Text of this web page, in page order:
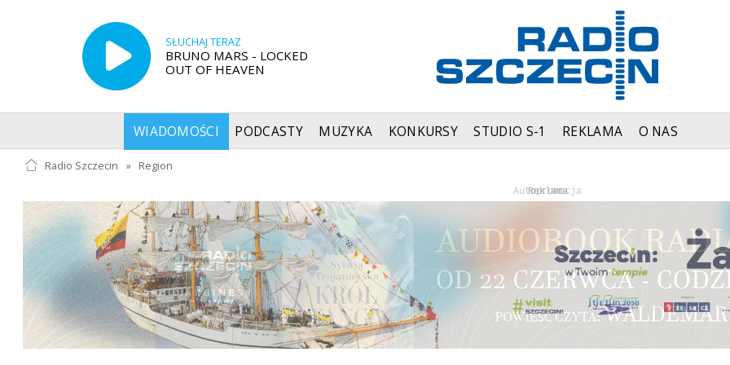
SŁUCHAJ TERAZ
BRUNO MARS - LOCKED
OUT OF HEAVEN
WIADOMOŚCI PODCASTY MUZYKA KONKURSY STUDIO S-1 REKLAMA O NAS
Radio Szczecin » Region
Autopromocja
Reklama
Autopromocja